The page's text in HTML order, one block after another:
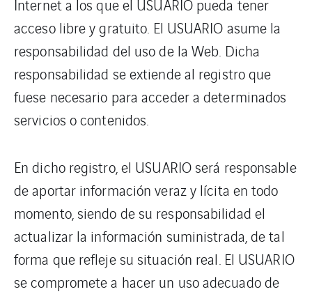
Internet a los que el USUARIO pueda tener
acceso libre y gratuito. El USUARIO asume la
responsabilidad del uso de la Web. Dicha
responsabilidad se extiende al registro que
fuese necesario para acceder a determinados
servicios o contenidos.
En dicho registro, el USUARIO será responsable
de aportar información veraz y lícita en todo
momento, siendo de su responsabilidad el
actualizar la información suministrada, de tal
forma que refleje su situación real. El USUARIO
se compromete a hacer un uso adecuado de